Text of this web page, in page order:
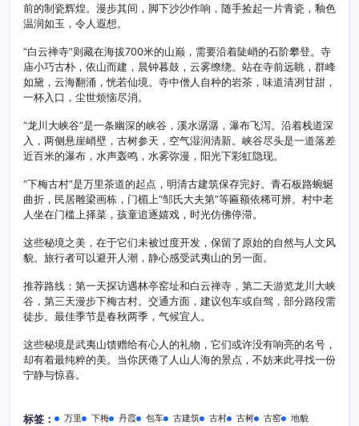
前的制瓷辉煌。漫步其间，脚下沙沙作响，随手捡起一片青瓷，釉色
温润如玉，令人遐想。
“白云禅寺”则藏在海拔700米的山巅，需要沿着陡峭的石阶攀登。寺
庙小巧古朴，依山而建，晨钟暮鼓，云雾缭绕。站在寺前远眺，群峰
如黛，云海翻涌，恍若仙境。寺中僧人自种的岩茶，味道清冽甘甜，
一杯入口，尘世烦恼尽消。
“龙川大峡谷”是一条幽深的峡谷，溪水潺潺，瀑布飞泻。沿着栈道深
入，两侧悬崖峭壁，古树参天，空气湿润清新。峡谷尽头是一道落差
近百米的瀑布，水声轰鸣，水雾弥漫，阳光下彩虹隐现。
“下梅古村”是万里茶道的起点，明清古建筑保存完好。青石板路蜿蜒
曲折，民居雕梁画栋，门楣上“邹氏大夫第”等匾额依稀可辨。村中老
人坐在门槛上择菜，孩童追逐嬉戏，时光仿佛停滞。
这些秘境之美，在于它们未被过度开发，保留了原始的自然与人文风
貌。旅行者可以避开人潮，静心感受武夷山的另一面。
推荐路线：第一天探访遇林亭窑址和白云禅寺，第二天游览龙川大峡
谷，第三天漫步下梅古村。交通方面，建议包车或自驾，部分路段需
徒步。最佳季节是春秋两季，气候宜人。
这些秘境是武夷山馈赠给有心人的礼物，它们或许没有响亮的名号，
却有着最纯粹的美。当你厌倦了人山人海的景点，不妨来此寻找一份
宁静与惊喜。
标签： 万里 下梅 丹霞 包车 古建筑 古村 古树 古窑
地貌